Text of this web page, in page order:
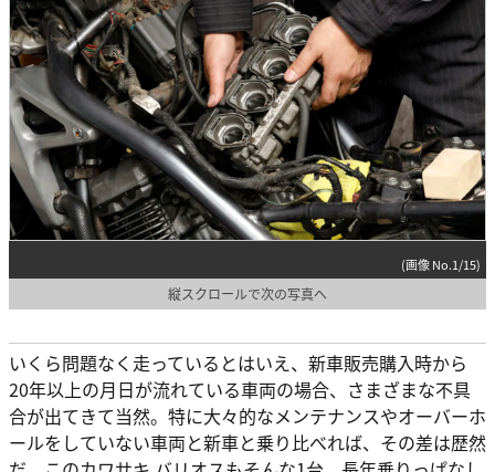
(画像 No.1/15)
縦スクロールで次の写真へ
いくら問題なく走っているとはいえ、新車販売購入時から
20年以上の月日が流れている車両の場合、さまざまな不具
合が出てきて当然。特に大々的なメンテナンスやオーバーホ
ールをしていない車両と新車と乗り比べれば、その差は歴然